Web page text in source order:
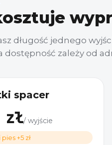
długość jednego
dostępność zależy od
spacer
zł/ wyjście
+5 zł